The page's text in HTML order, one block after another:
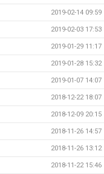
2019-02-14 09:59
2019-02-03 17:53
2019-01-29 11:17
2019-01-28 15:32
2019-01-07 14:07
2018-12-22 18:07
2018-12-09 20:15
2018-11-26 14:57
2018-11-26 13:12
2018-11-22 15:46